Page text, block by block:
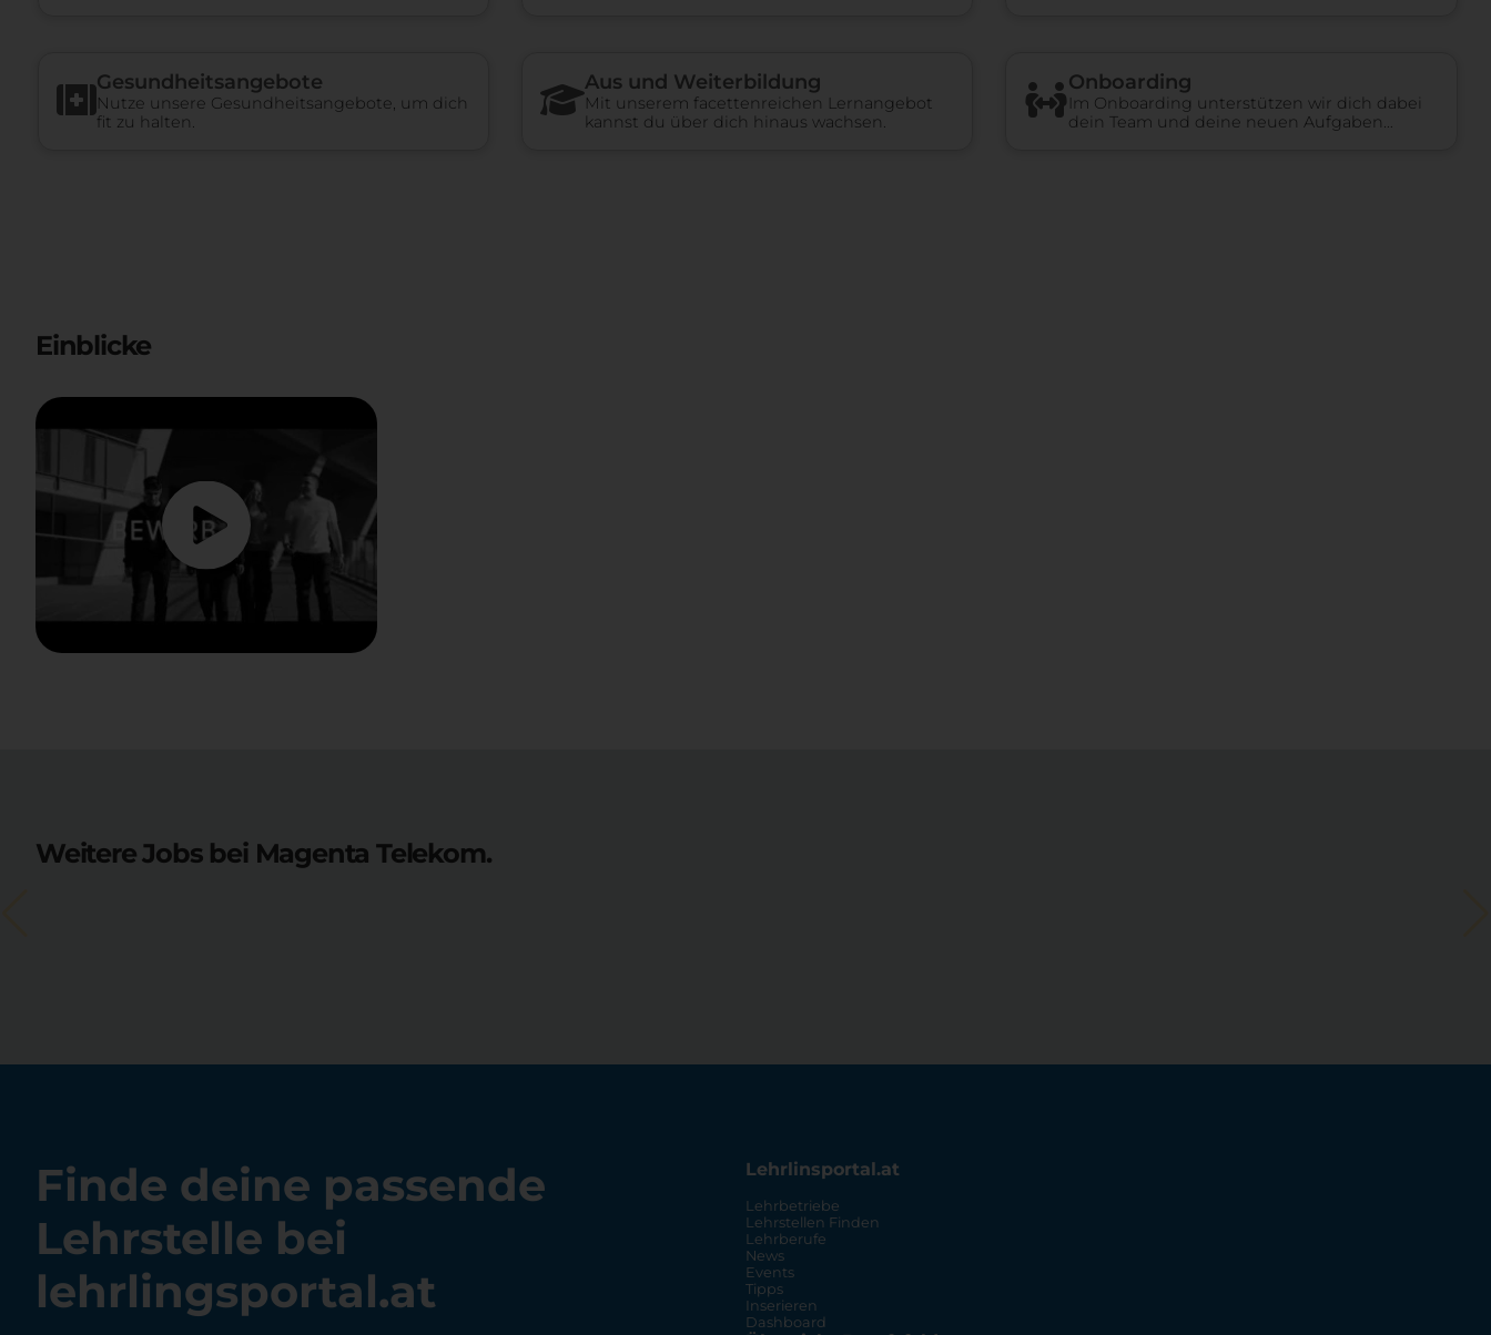
Gesundheits­angebote
Nutze unsere Gesundheitsangebote, um dich
fit zu halten.
Aus und Weiterbildung
Mit unserem facettenreichen Lernangebot
kannst du über dich hinaus wachsen.
Onboarding
Im Onboarding unterstützen wir dich dabei
dein Team und deine neuen Aufgaben
Einblicke
Weitere Jobs bei Magenta Telekom.
Finde deine passende
Lehrstelle bei
lehrlingsportal.at
Lehrlinsportal.at
Lehrbetriebe
Lehrstellen Finden
Lehrberufe
News
Events
Tipps
Inserieren
Dashboard